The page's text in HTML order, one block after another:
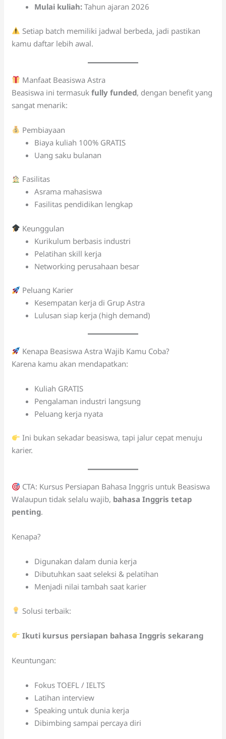
Mulai kuliah: Tahun ajaran 2026
Setiap batch memiliki jadwal berbeda, jadi pastikan
kamu daftar lebih awal.
Manfaat Beasiswa Astra
Beasiswa ini termasukfully funded, dengan benefit yang
sangat menarik:
Pembiayaan
Biaya kuliah 100% GRATIS
Uang saku bulanan
Fasilitas
Asrama mahasiswa
Fasilitas pendidikan lengkap
Keunggulan
Kurikulum berbasis industri
Pelatihan skill kerja
Networking perusahaan besar
Peluang Karier
Kesempatan kerja di Grup Astra
Lulusan siap kerja (high demand)
Kenapa Beasiswa Astra Wajib Kamu Coba?
Karena kamu akan mendapatkan:
Kuliah GRATIS
Pengalaman industri langsung
Peluang kerja nyata
Ini bukan sekadar beasiswa, tapi jalur cepat menuju
karier.
CTA: Kursus Persiapan Bahasa Inggris untuk Beasiswa
Walaupun tidak selalu wajib, bahasa Inggris tetap
penting.
Kenapa?
Digunakan dalam dunia kerja
Dibutuhkan saat seleksi & pelatihan
Menjadi nilai tambah saat karier
Solusi terbaik:
Ikuti kursus persiapan bahasa Inggris sekarang
Keuntungan:
Fokus TOEFL / IELTS
Latihan interview
Speaking untuk dunia kerja
Dibimbing sampai percaya diri